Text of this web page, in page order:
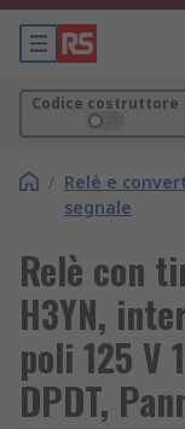
Codice costruttore
/ Relè e
segnale
Relè con
H3YN,
poli 125 V
DPDT,